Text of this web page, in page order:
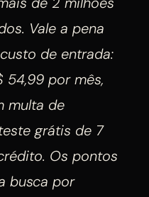
Vale a pena
de entrada:
54,99 por mês,
multa de
grátis de 7
Os pontos
busca por